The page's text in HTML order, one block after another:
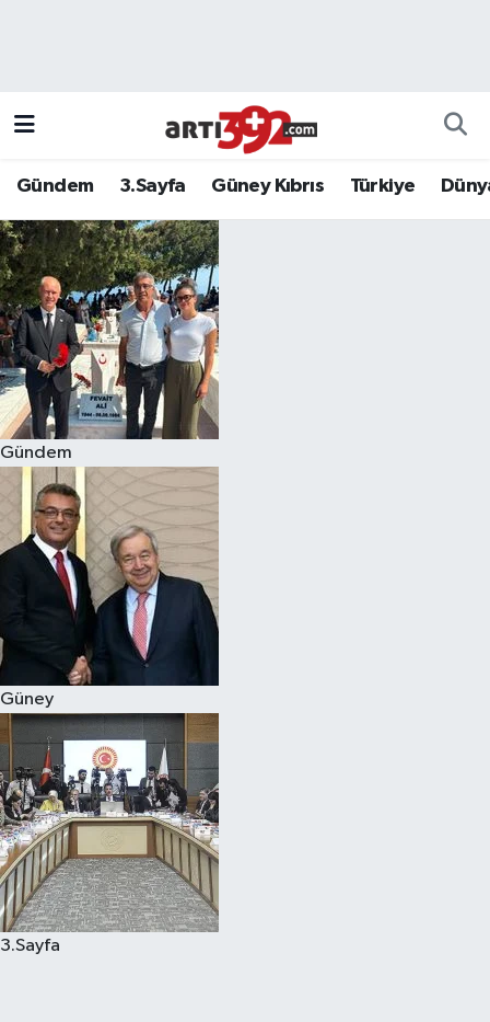
Gündem 3.Sayfa Güney Kıbrıs Türkiye
Gündem
Güney
3.Sayfa